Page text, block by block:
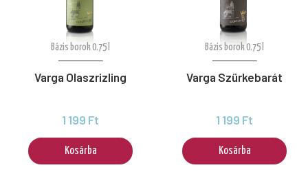
Bázis borok 0.75 l
Varga Olaszrizling
1 199 Ft
Kosárba
Bázis borok 0.75 l
Varga Szürkebarát
1 199 Ft
Kosárba